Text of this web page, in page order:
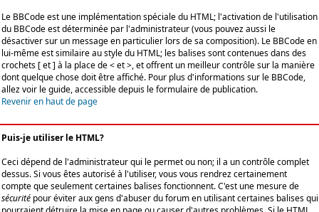
Le BBCode est une implémentation spéciale du HTML; l'activation de l'utilisation
du BBCode est déterminée par l'administrateur (vous pouvez aussi le
désactiver sur un message en particulier lors de sa composition). Le BBCode en
lui-même est similaire au style du HTML; les balises sont contenues dans des
crochets [ et ] à la place de < et >, et offrent un meilleur contrôle sur la manière
dont quelque chose doit être affiché. Pour plus d'informations sur le BBCode,
allez voir le guide, accessible depuis le formulaire de publication.
Revenir en haut de page
Puis-je utiliser le HTML?
Ceci dépend de l'administrateur qui le permet ou non; il a un contrôle complet
dessus. Si vous êtes autorisé à l'utiliser, vous vous rendrez certainement
compte que seulement certaines balises fonctionnent. C'est une mesure de
sécurité pour éviter aux gens d'abuser du forum en utilisant certaines balises qui